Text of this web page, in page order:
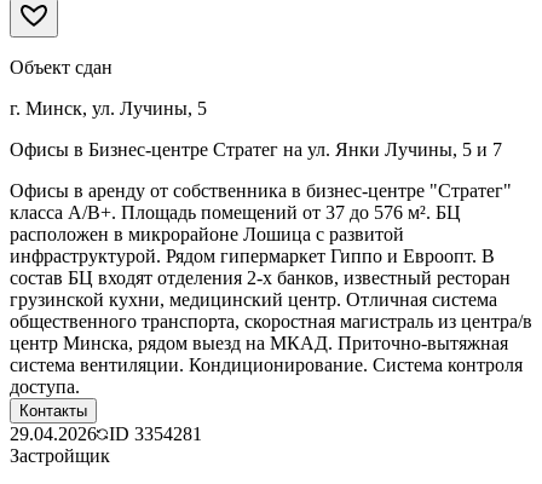
Объект сдан
г. Минск, ул. Лучины, 5
Офисы в Бизнес-центре Стратег на ул. Янки Лучины, 5 и 7
Офисы в аренду от собственника в бизнес-центре "Стратег"
класса A/В+. Площадь помещений от 37 до 576 м². БЦ
расположен в микрорайоне Лошица с развитой
инфраструктурой. Рядом гипермаркет Гиппо и Евроопт. В
состав БЦ входят отделения 2-х банков, известный ресторан
грузинской кухни, медицинский центр. Отличная система
общественного транспорта, скоростная магистраль из центра/в
центр Минска, рядом выезд на МКАД. Приточно-вытяжная
система вентиляции. Кондиционирование. Система контроля
доступа.
Контакты
29.04.2026 ID 3354281
Застройщик